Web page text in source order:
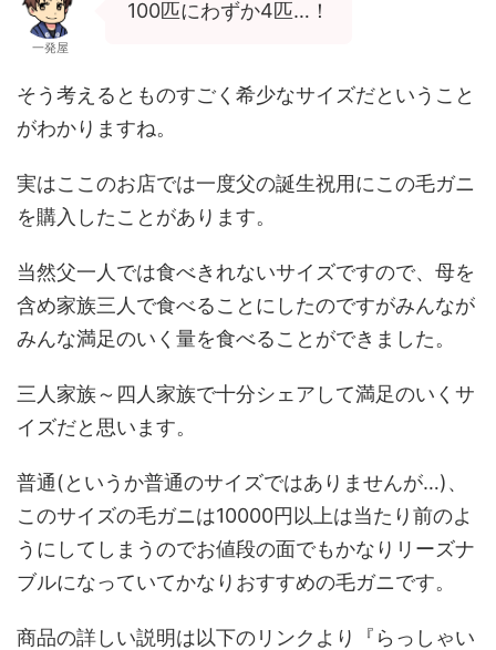
一発屋
100匹にわずか4匹…！
そう考えるとものすごく希少なサイズだということ
がわかりますね。
実はここのお店では一度父の誕生祝用にこの毛ガニ
を購入したことがあります。
当然父一人では食べきれないサイズですので、母を
含め家族三人で食べることにしたのですがみんなが
みんな満足のいく量を食べることができました。
三人家族～四人家族で十分シェアして満足のいくサ
イズだと思います。
普通(というか普通のサイズではありませんが…)、
このサイズの毛ガニは10000円以上は当たり前のよ
うにしてしまうのでお値段の面でもかなりリーズナ
ブルになっていてかなりおすすめの毛ガニです。
商品の詳しい説明は以下のリンクより『らっしゃい